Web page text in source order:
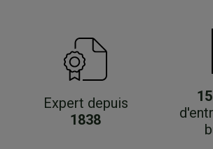
Expert depuis
1838